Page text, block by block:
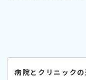
病院とクリニック